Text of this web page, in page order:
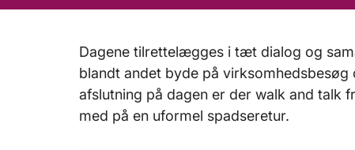
Dagene tilrettelægges i tæt dialog og
blandt andet byde på
afslutning på dagen er der walk and talk
med på en uformel spadseretur.